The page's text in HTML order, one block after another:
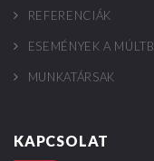
REFERENCIÁK
ESEMÉNYEK A
MUNKATÁRSAK
KAPCSOLAT